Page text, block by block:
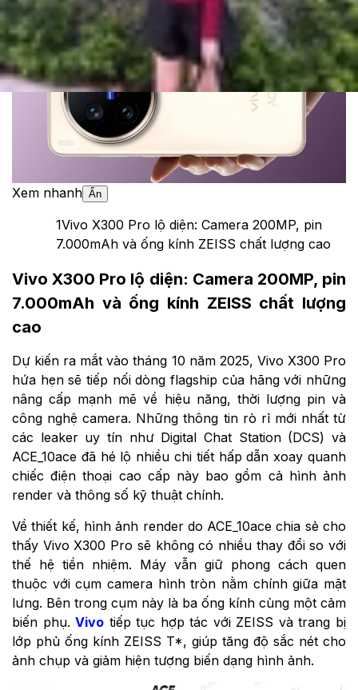
Xem nhanh Ẩn
1Vivo X300 Pro lộ diện: Camera 200MP, pin
7.000mAh và ống kính ZEISS chất lượng cao
Vivo X300 Pro lộ diện: Camera 200MP, pin
7.000mAh và ống kính ZEISS chất lượng
cao
Dự kiến ra mắt vào tháng 10 năm 2025, Vivo X300 Pro
hứa hẹn sẽ tiếp nối dòng flagship của hãng với những
nâng cấp mạnh mẽ về hiệu năng, thời lượng pin và
công nghệ camera. Những thông tin rò rỉ mới nhất từ
các leaker uy tín như Digital Chat Station (DCS) và
ACE_10ace đã hé lộ nhiều chi tiết hấp dẫn xoay quanh
chiếc điện thoại cao cấp này bao gồm cả hình ảnh
render và thông số kỹ thuật chính.
Về thiết kế, hình ảnh render do ACE_10ace chia sẻ cho
thấy Vivo X300 Pro sẽ không có nhiều thay đổi so với
thế hệ tiền nhiệm. Máy vẫn giữ phong cách quen
thuộc với cụm camera hình tròn nằm chính giữa mặt
lưng. Bên trong cụm này là ba ống kính cùng một cảm
biến phụ.Vivo tiếp tục hợp tác với ZEISS và trang bị
lớp phủ ống kính ZEISS T*, giúp tăng độ sắc nét cho
ảnh chụp và giảm hiện tượng biến dạng hình ảnh.